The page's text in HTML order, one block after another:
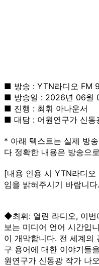
■ 방송 : YTN라디오 FM
■ 방송일 : 2026년 06월
■ 진행 : 최휘 아나운서
■ 대담 : 어원연구가 신동
* 아래 텍스트는 실제 방
다 정확한 내용은 방송으
[내용 인용 시 YTN라디
임을 밝혀주시기 바랍니다
◆최휘: 열린 라디오, 이번
보는 미디어 언어 시간입
이 개막합니다. 전 세계의
구 용어에 대한 이야기들
원연구가 신동광 작가 나